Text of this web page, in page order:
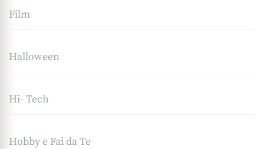
Film
Halloween
Hi- Tech
Hobby e Fai da Te